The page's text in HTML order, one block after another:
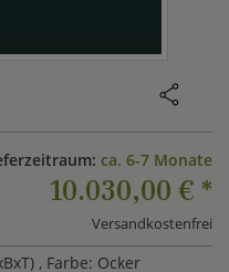
ca. 6-7 Monate
10.030,00 € *
Versandkostenfrei
, Farbe: Ocker